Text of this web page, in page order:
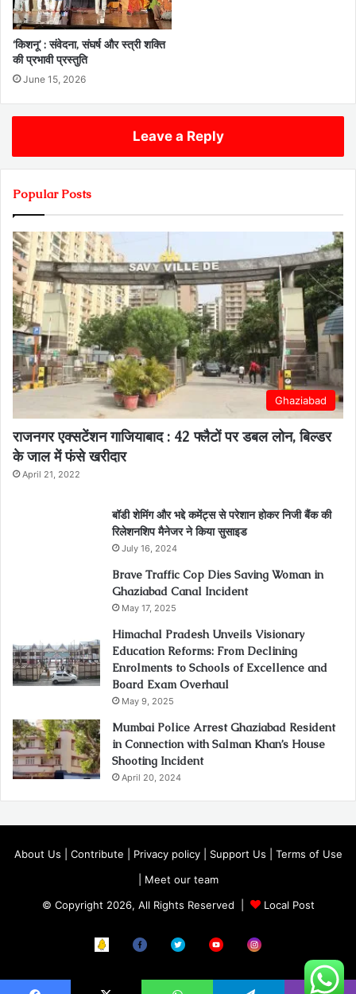
‘किशनू’ : संवेदना, संघर्ष और स्त्री शक्ति
की प्रभावी प्रस्तुति
June 15, 2026
Leave a Reply
Popular Posts
Ghaziabad
राजनगर एक्सटेंशन गाजियाबाद : 42 फ्लैटों पर डबल लोन, बिल्डर
के जाल में फंसे खरीदार
April 21, 2022
बॉडी शेमिंग और भद्दे कमेंट्स से परेशान होकर निजी बैंक की
रिलेशनशिप मैनेजर ने किया सुसाइड
July 16, 2024
Brave Traffic Cop Dies Saving Woman in
Ghaziabad Canal Incident
May 17, 2025
Himachal Pradesh Unveils Visionary
Education Reforms: From Declining
Enrolments to Schools of Excellence and
Board Exam Overhaul
May 9, 2025
Mumbai Police Arrest Ghaziabad Resident
in Connection with Salman Khan’s House
Shooting Incident
April 20, 2024
About Us Contribute Privacy policy| Support Us
Terms of Use
Meet our team
© Copyright 2026, All Rights Reserved |
Local Post
Koo FB Twitter Youtube